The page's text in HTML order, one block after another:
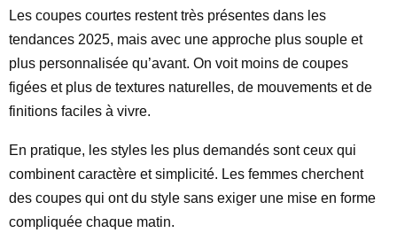
Les coupes courtes restent très présentes dans les
tendances 2025, mais avec une approche plus souple et
plus personnalisée qu’avant. On voit moins de coupes
figées et plus de textures naturelles, de mouvements et de
finitions faciles à vivre.
En pratique, les styles les plus demandés sont ceux qui
combinent caractère et simplicité. Les femmes cherchent
des coupes qui ont du style sans exiger une mise en forme
compliquée chaque matin.